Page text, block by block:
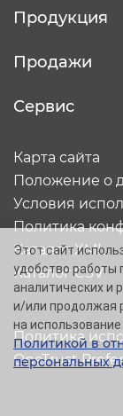
Продукция
Продажи
Сервис
Карта сайта
Положение о
Условия
Политика
Каталог XML
Каталог CSV
Политика
OneTrust
Этот сайт
удобство работы
аналитических и
и/или продолжая
на
Политикой в
персональных